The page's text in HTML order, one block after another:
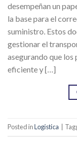
desempeñan un
la base para el
suministro. Estos
gestionar el
asegurando que los
eficiente y […]
Posted inLogistica